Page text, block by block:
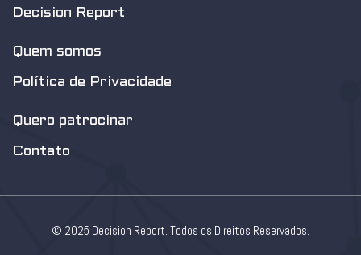
Decision Report
Quem somos
Política de Privacidade
Quero patrocinar
Contato
© 2025 Decision Report. Todos os Direitos Reservados.